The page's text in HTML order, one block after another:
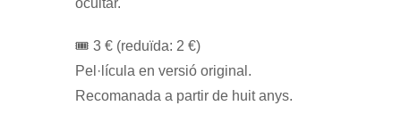
🎟️ 3 € (reduïda: 2 €)
Pel·lícula en versió original.
Recomanada a partir de huit anys.